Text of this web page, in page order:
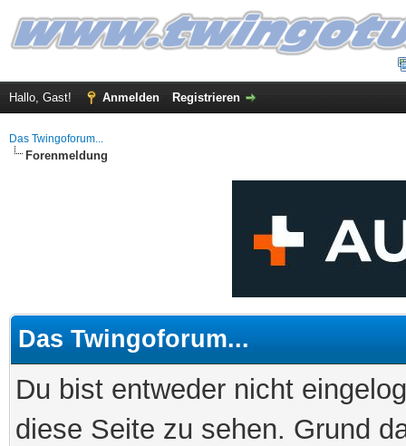
Hallo, Gast! Anmelden Registrieren
Das Twingoforum...
Forenmeldung
Das Twingoforum...
Du bist entweder nicht
diese Seite zu sehen. Grund